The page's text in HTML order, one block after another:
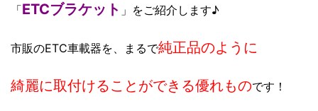
「ETCブラケット 」をご紹介します♪
市販のETC車載器を、まるで純正品のように
綺麗に取付けることができる優れものです！